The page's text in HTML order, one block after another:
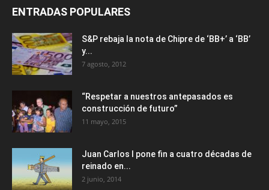
ENTRADAS POPULARES
S&P rebaja la nota de Chipre de ‘BB+’ a ‘ВВ’
y...
7 agosto, 2012
“Respetar a nuestros antepasados es
construcción de futuro”
11 mayo, 2015
Juan Carlos I pone fin a cuatro décadas de
reinado en...
2 junio, 2014